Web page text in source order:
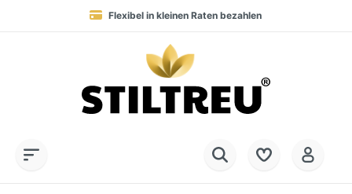
Flexibel in kleinen Raten bezahlen
Blitzversand in 1-2 Werktagen nach DE, AT & NL
+49 (0) 28 32 - 408 990 0
Dauerhaft hohe Warenverfügbarkeit
SSL-verschlüsselt online einkaufen